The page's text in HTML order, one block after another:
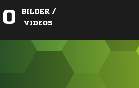
0
BILDER /
VIDEOS